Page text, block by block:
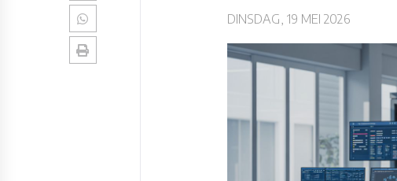
DINSDAG, 19 MEI 2026